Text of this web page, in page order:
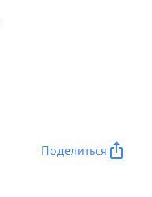
Поделиться